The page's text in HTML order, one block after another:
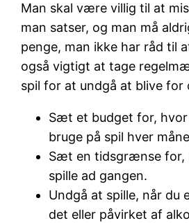
Man skal være villig til at
man satser, og man må
penge, man ikke har råd til
også vigtigt at tage
spil for at undgå at blive for
Sæt et budget for, hvor
bruge på spil hver
Sæt en tidsgrænse for,
spille ad gangen.
Undgå at spille, når du
det eller påvirket af